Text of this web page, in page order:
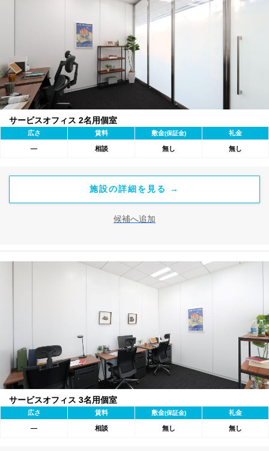
サービスオフィス 2名用個室
広さ 賃料 敷金(保証金) 礼金
― 相談 無し 無し
施設の詳細を見る →
候補へ追加
サービスオフィス 3名用個室
広さ 賃料 敷金(保証金) 礼金
― 相談 無し 無し